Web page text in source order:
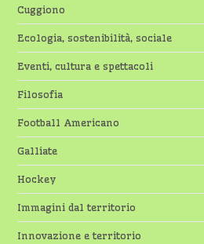
Cuggiono
Ecologia, sostenibilità, sociale
Eventi, cultura e spettacoli
Filosofia
Football Americano
Galliate
Hockey
Immagini dal territorio
Innovazione e territorio